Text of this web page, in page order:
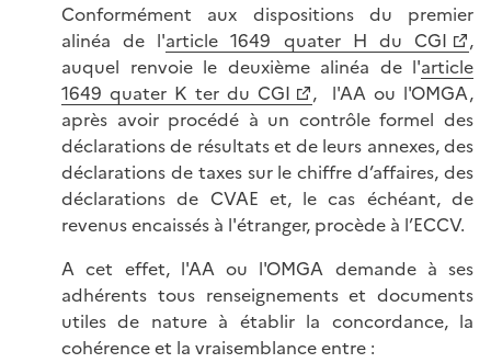
Conformément aux dispositions du premier
alinéa de l'article 1649 quater H du CGI
,
auquel renvoie le deuxième alinéa de l'article
1649 quater K ter du CGI
, l'AA ou l'OMGA,
après avoir procédé à un contrôle formel des
déclarations de résultats et de leurs annexes, des
déclarations de taxes sur le chiffre d’affaires, des
déclarations de CVAE et, le cas échéant, de
revenus encaissés à l'étranger, procède à l’ECCV.
A cet effet, l'AA ou l'OMGA demande à ses
adhérents tous renseignements et documents
utiles de nature à établir la concordance, la
cohérence et la vraisemblance entre :